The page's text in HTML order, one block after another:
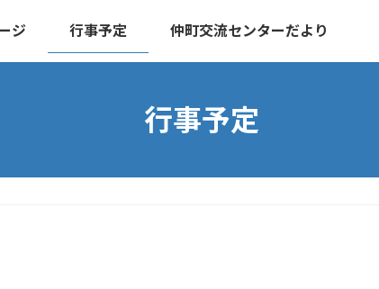
ジ 行事予定 仲町交流センターだより
行事予定